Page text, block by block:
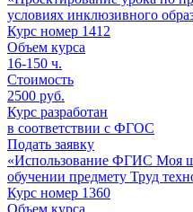
условиях инклюзивного
Курс номер 1412
Объем курса
16-150 ч.
Стоимость
2500 руб.
Курс разработан
в соответствии с ФГОС
Подать заявку
«Использование ФГИС Моя
обучении предмету Труд
Курс номер 1360
Объем курса